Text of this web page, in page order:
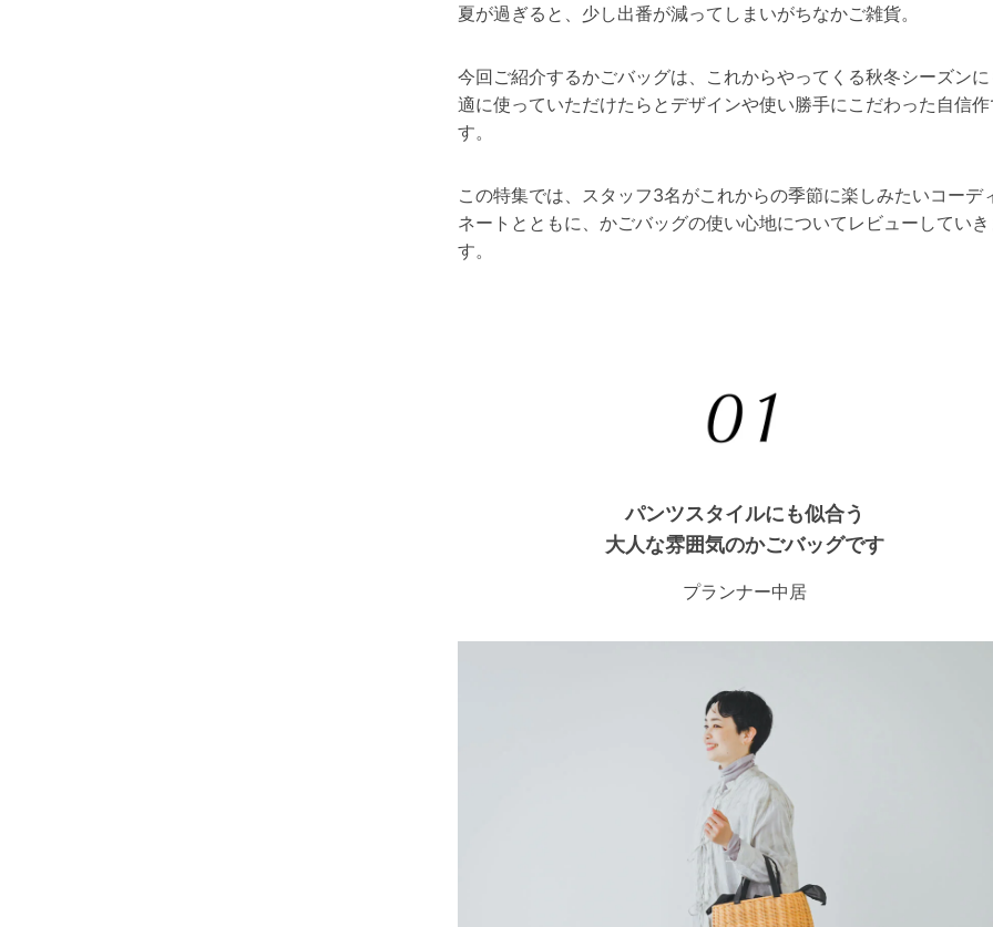
夏が過ぎると、少し出番が減ってしまいがちなかご雑貨。
今回ご紹介するかごバッグは、これからやってくる秋冬シーズン
適に使っていただけたらとデザインや使い勝手にこだわった自信
す。
この特集では、スタッフ3名がこれからの季節に楽しみたいコーデ
ネートとともに、かごバッグの使い心地についてレビューしていき
す。
パンツスタイルにも似合う
大人な雰囲気のかごバッグです
プランナー中居